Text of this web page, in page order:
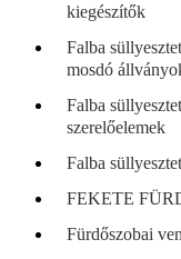
kiegészítők
Falba
mosdó
Falba
szerelőelemek
Falba
FEKETE
Fürdőszobai